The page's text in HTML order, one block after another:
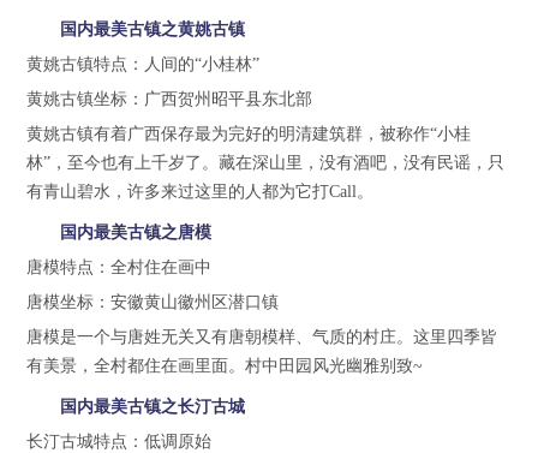
国内最美古镇之黄姚古镇
黄姚古镇特点：人间的“小桂林”
黄姚古镇坐标：广西贺州昭平县东北部
黄姚古镇有着广西保存最为完好的明清建筑群，被称作“小桂
林”，至今也有上千岁了。藏在深山里，没有酒吧，没有民谣，只
有青山碧水，许多来过这里的人都为它打Call。
国内最美古镇之唐模
唐模特点：全村住在画中
唐模坐标：安徽黄山徽州区潜口镇
唐模是一个与唐姓无关又有唐朝模样、气质的村庄。这里四季皆
有美景，全村都住在画里面。村中田园风光幽雅别致~
国内最美古镇之长汀古城
长汀古城特点：低调原始